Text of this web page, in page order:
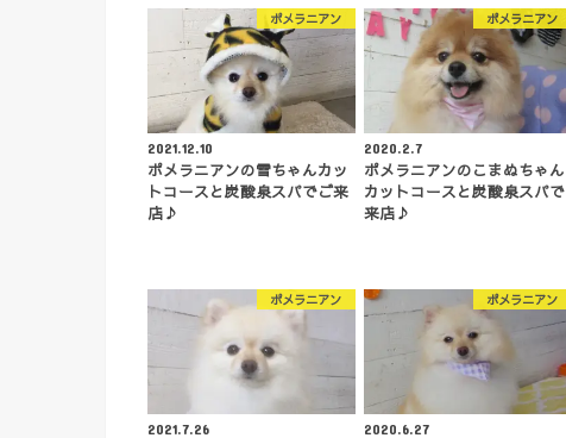
ポメラニアン
2021.12.10
ポメラニアンの雪ちゃんカッ
トコースと炭酸泉スパでご来
店♪
ポメラニアン
2020.2.7
ポメラニアンのこまぬちゃん
カットコースと炭酸泉スパで
来店♪
ポメラニアン
2021.7.26
ポメラニアン
2020.6.27